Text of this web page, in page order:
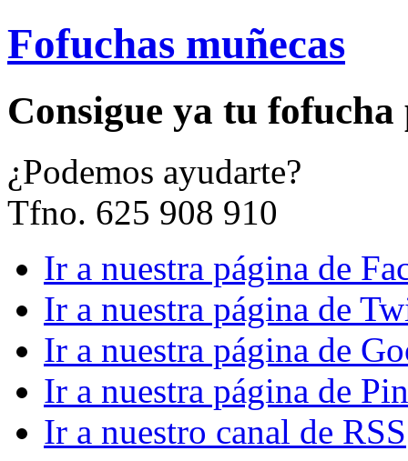
Fofuchas muñecas
Consigue ya tu
¿Podemos ayudarte?
Tfno. 625 908 910
Ir a nuestra página de
Ir a nuestra página de
Ir a nuestra página de
Ir a nuestra página de
Ir a nuestro canal de RSS